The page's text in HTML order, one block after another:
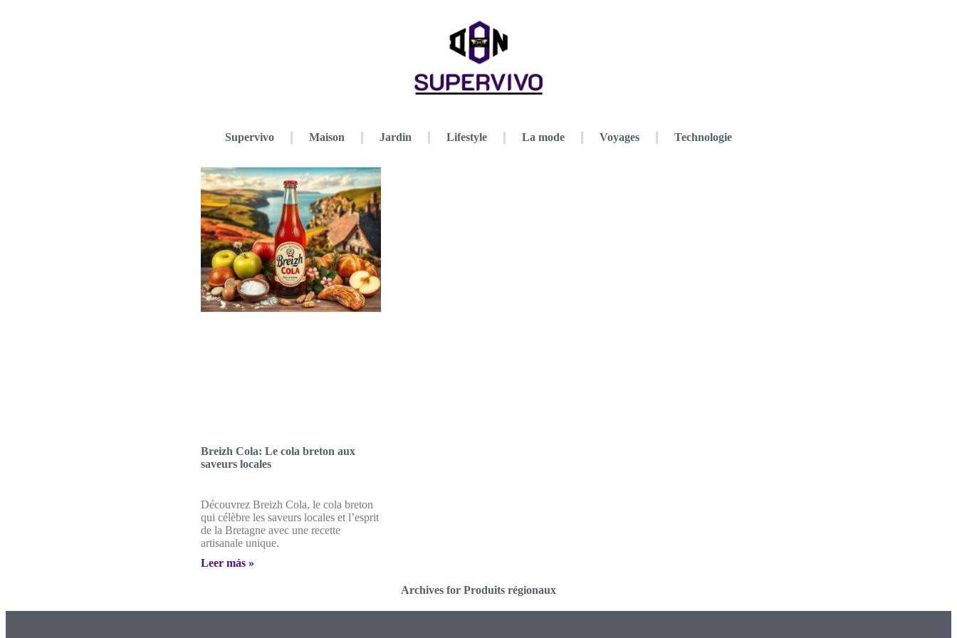
Supervivo Maison Jardin Lifestyle La mode Voyages Technologie
Breizh Cola: Le cola breton aux
saveurs locales
Découvrez Breizh Cola, le cola breton
qui célèbre les saveurs locales et l’esprit
de la Bretagne avec une recette
artisanale unique.
Leer más »
Archives for Produits régionaux